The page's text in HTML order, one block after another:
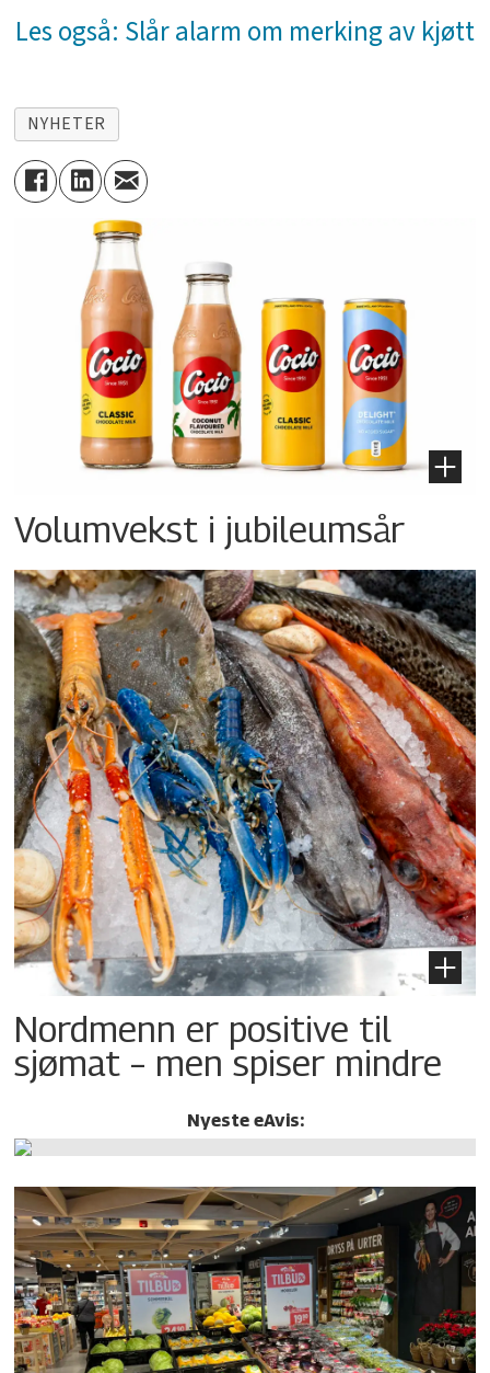
Les også: Slår alarm om merking av kjøtt
NYHETER
Volumvekst i jubileumsår
Nordmenn er positive til
sjømat – men spiser mindre
Nyeste eAvis: